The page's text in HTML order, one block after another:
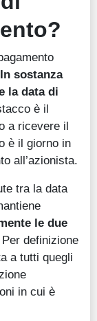
In sostanza
la data di
è il
a ricevere il
è il giorno in
all’azionista.
tra la data
le due
definizione
a tutti quegli
in cui è